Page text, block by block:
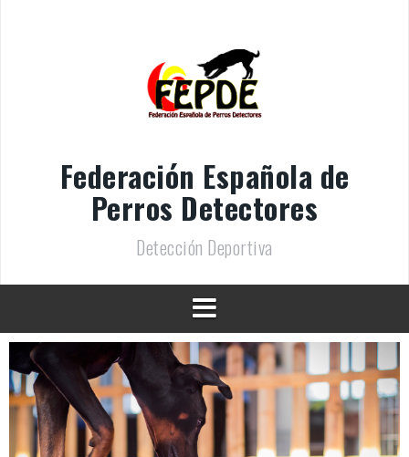
Federación Española de
Perros Detectores
Detección Deportiva